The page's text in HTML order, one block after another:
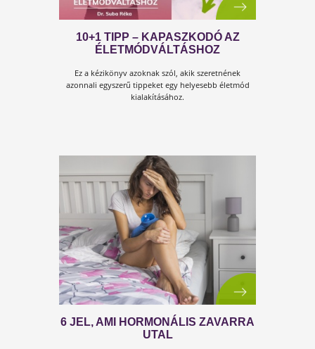
KONZULTÁCIÓ!
Számos egyszerű és azonnal bevethető eszköz áll
rendelkezésünkre az immunrendszerünk
rendbehozatalára. Nincs semmi ok, hogy halogassuk
ezeket.